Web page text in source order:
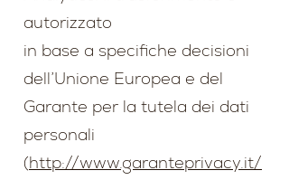
autorizzato
in base a specifiche decisioni
dell’Unione Europea e del
Garante per la tutela dei dati
personali
(http://www.garanteprivacy.it/